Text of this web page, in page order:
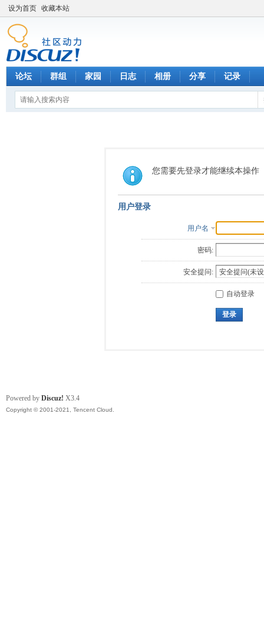
设为首页 收藏本站
论坛 群组 家园 日志 相册 分享 记录
您需要先登录才能继续本操作
用户登录
用户名
密码:
安全提问:
自动登录
登录
Powered by Discuz! X3.4
Copyright © 2001-2021, Tencent Cloud.